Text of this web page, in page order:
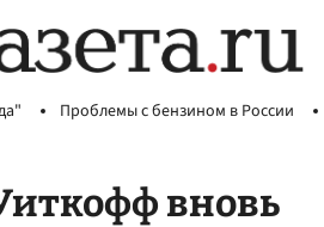
Проблемы с бензином в России
вновь